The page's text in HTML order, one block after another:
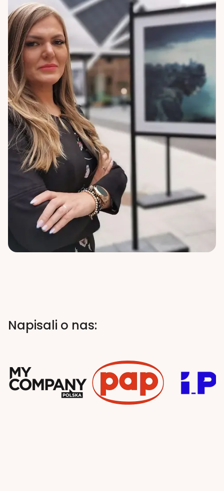
Napisali o nas: